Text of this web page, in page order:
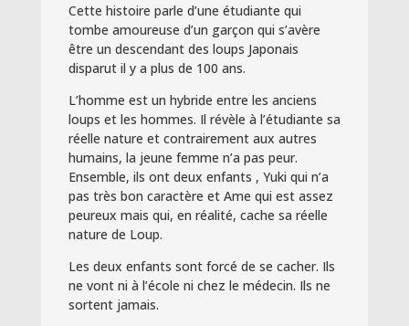
Cette histoire parle d’une étudiante qui
tombe amoureuse d’un garçon qui s’avère
être un descendant des loups Japonais
disparut il y a plus de 100 ans.
L’homme est un hybride entre les anciens
loups et les hommes. Il révèle à l’étudiante sa
réelle nature et contrairement aux autres
humains, la jeune femme n’a pas peur.
Ensemble, ils ont deux enfants , Yuki qui n’a
pas très bon caractère et Ame qui est assez
peureux mais qui, en réalité, cache sa réelle
nature de Loup.
Les deux enfants sont forcé de se cacher. Ils
ne vont ni à l’école ni chez le médecin. Ils ne
sortent jamais.